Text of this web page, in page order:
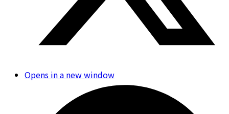
Opens in a new window